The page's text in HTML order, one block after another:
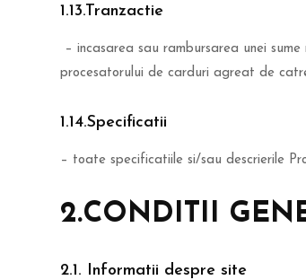
1.13.Tranzactie
– incasarea sau rambursarea unei
procesatorului de carduri agreat de
1.14.Specificatii
– toate specificatiile si/sau descrierile
2.CONDITII
2.1. Informatii despre site